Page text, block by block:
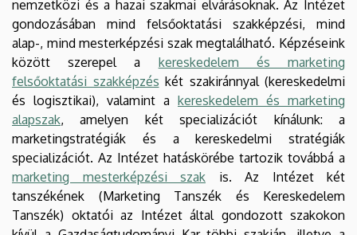
nemzetközi és a hazai szakmai elvárásoknak. Az Intézet
gondozásában mind felsőoktatási szakképzési, mind
alap-, mind mesterképzési szak megtalálható. Képzéseink
között szerepel a kereskedelem és marketing
felsőoktatási szakképzés két szakiránnyal (kereskedelmi
és logisztikai), valamint a kereskedelem és marketing
alapszak, amelyen két specializációt kínálunk: a
marketingstratégiák és a kereskedelmi stratégiák
specializációt. Az Intézet hatáskörébe tartozik továbbá a
marketing mesterképzési szak is. Az Intézet két
tanszékének (Marketing Tanszék és Kereskedelem
Tanszék) oktatói az Intézet által gondozott szakokon